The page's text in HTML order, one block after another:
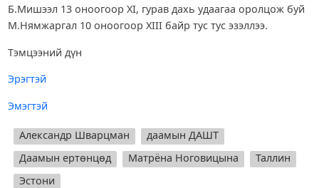
Б.Мишээл 13 оноогоор XI, гурав дахь удаагаа оролцож буй
М.Нямжаргал 10 оноогоор XIII байр тус тус эзэллээ.
Тэмцээний дүн
Эрэгтэй
Эмэгтэй
Александр Шварцман
даамын ДАШТ
Даамын ертөнцөд
Матрёна Ноговицына
Таллин
Эстони